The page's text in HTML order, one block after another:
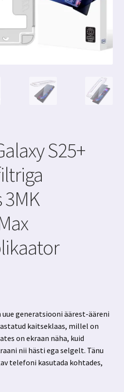
S25+
uue generatsiooni äärest-ääreni
kaitseklaas, millel on
on ekraan näha, kuid
nii hästi ega selgelt. Tänu
telefoni kasutada kohtades,